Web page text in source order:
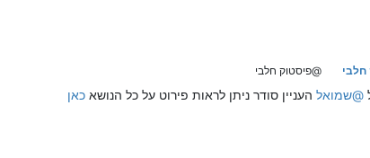
חלבי @פיסטוק חלבי
@שמואל העניין סודר ניתן לראות פירוט על כל הנושא כאן